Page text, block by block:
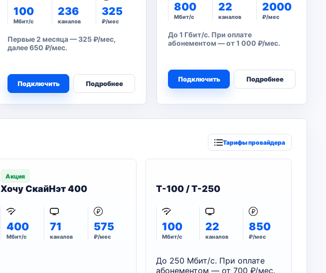
100
Мбит/с
236
каналов
325
₽/мес
Первые 2 месяца — 325 ₽/мес,
далее 650 ₽/мес.
Подключить Подробнее
800
Мбит/с
22
каналов
2000
₽/мес
До 1 Гбит/с. При оплате
абонементом — от 1 000 ₽/мес.
Подключить Подробнее
Тарифы провайдера
Акция
Хочу СкайНэт 400
400
Мбит/с
71
каналов
575
₽/мес
T-100 / T-250
100
Мбит/с
22
каналов
850
₽/мес
До 250 Мбит/с. При оплате
абонементом — от 700 ₽/мес.